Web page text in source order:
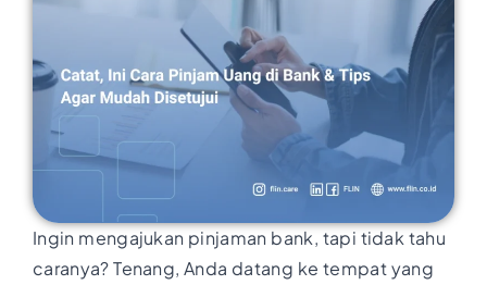
Ingin mengajukan pinjaman bank, tapi tidak tahu
caranya? Tenang, Anda datang ke tempat yang